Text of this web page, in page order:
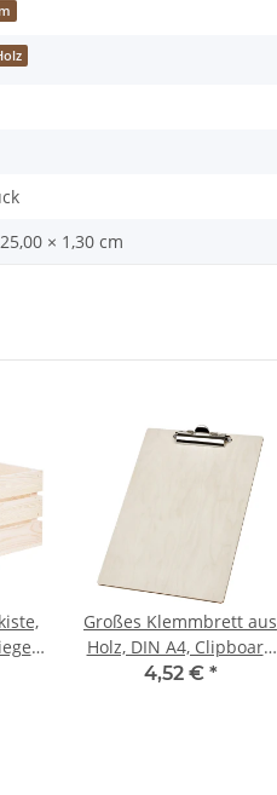
× 1,30 cm
Großes Klemmbrett aus
Holz, DIN A4, Clipboard
mit Edelstahlklemme
4,52 € *